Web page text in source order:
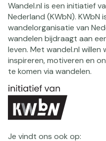
Wandel.nl is een initiatief
Nederland (KWbN). KWbN
wandelorganisatie van
wandelen bijdraagt aan
leven. Met wandel.nl willen
inspireren, motiveren en
te komen via wandelen.
Je vindt ons ook op: